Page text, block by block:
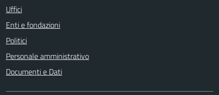
Uffici
Enti e fondazioni
Politici
Personale amministrativo
Documenti e Dati